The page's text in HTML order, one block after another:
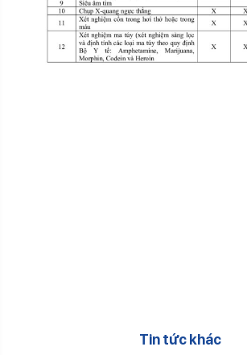
Tin tức khác